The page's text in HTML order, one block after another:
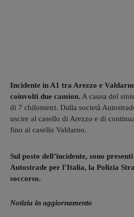
Incidente in A1 tra Arezzo e
coinvolti due camion. A causa del
di 7 chilometri. Dalla società
uscire al casello di Arezzo e di
fino al casello Valdarno.
Sul posto dell’incidente, sono
Autostrade per l’Italia, la Polizia
soccorso.
Notizia in aggiornamento